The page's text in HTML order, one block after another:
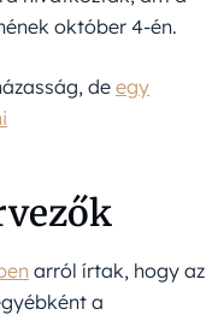
október 4-én.
de egy
arról írtak, hogy az
a